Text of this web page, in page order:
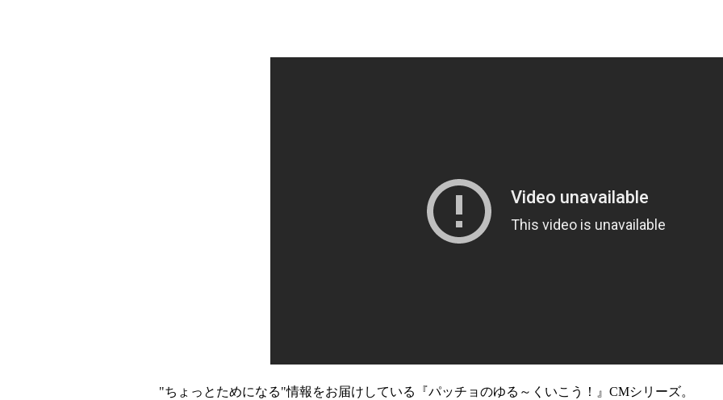
"ちょっとためになる"情報をお届けしている『パッチョのゆる～くいこう！』CMシリーズ。